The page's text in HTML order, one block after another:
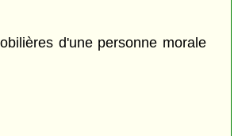
d'une personne morale